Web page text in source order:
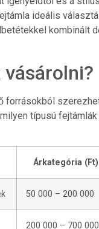
ideális
kombinált
forrásokból
típusú
Árkategória (Ft)
50 000 – 200 000
200 000 – 700